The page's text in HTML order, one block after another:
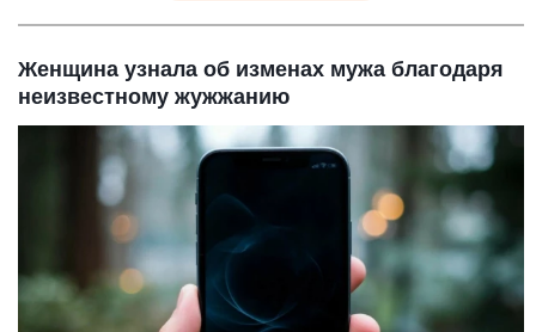
Алиса AI / Altapress.ru
6 августа 2026 в 15:20
В кафе и ресторанах лед может представлять
опасность для здоровья, так как он может быть
заражен кишечными инфекциями, такими как
сальмонеллез и эшерихиоз. Это связано с
образованием бактериальной пленки в
льдогенераторах.
Читать полностью